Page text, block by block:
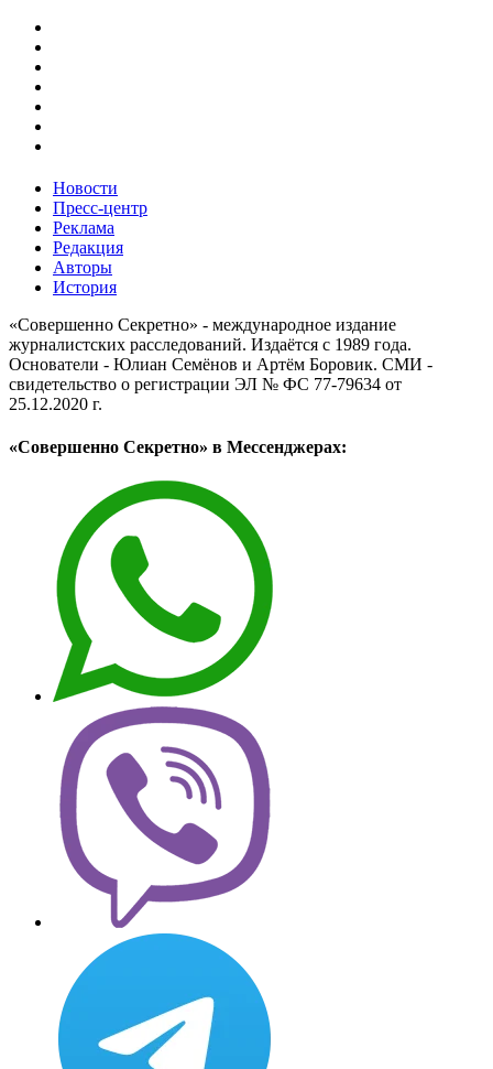
Новости
Пресс-центр
Реклама
Редакция
Авторы
История
«Совершенно Секретно» - международное издание
журналистских расследований. Издаётся с 1989 года.
Основатели - Юлиан Семёнов и Артём Боровик. CМИ -
свидетельство о регистрации ЭЛ № ФС 77-79634 от
25.12.2020 г.
«Совершенно Секретно» в Мессенджерах: